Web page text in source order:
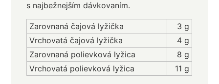
s najbežnejším dávkovaním.
Zarovnaná čajová lyžička
3 g
Vrchovatá čajová lyžička
4 g
Zarovnaná polievková lyžica
8 g
Vrchovatá polievková lyžica
11 g